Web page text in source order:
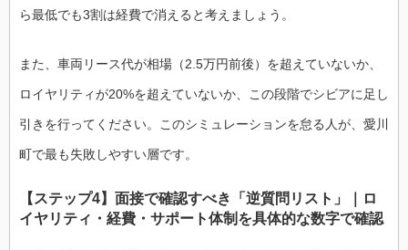
ら最低でも3割は経費で消えると考えましょう。
また、車両リース代が相場（2.5万円前後）を超えていないか、
ロイヤリティが20%を超えていないか、この段階でシビアに足し
引きを行ってください。このシミュレーションを怠る人が、愛川
町で最も失敗しやすい層です。
【ステップ4】面接で確認すべき「逆質問リスト」｜ロ
イヤリティ・経費・サポート体制を具体的な数字で確認